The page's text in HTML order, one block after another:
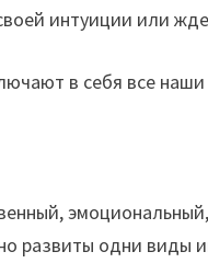
интуиции или
в себя все
развиты одни виды